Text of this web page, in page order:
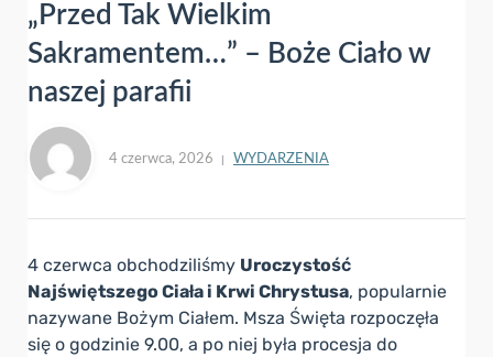
„Przed Tak Wielkim
Sakramentem…” – Boże Ciało w
naszej parafii
4 czerwca, 2026 WYDARZENIA
4 czerwca obchodziliśmy Uroczystość
Najświętszego Ciała i Krwi Chrystusa, popularnie
nazywane Bożym Ciałem. Msza Święta rozpoczęła
się o godzinie 9.00, a po niej była procesja do